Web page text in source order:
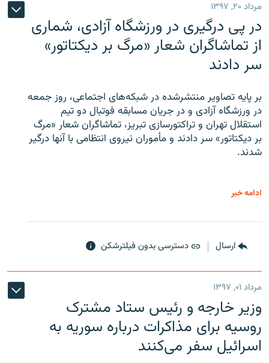
مرداد ۲۰, ۱۳۹۷
در پی درگیری در ورزشگاه آزادی، شماری
از تماشاگران شعار «مرگ بر دیکتاتور»
سر دادند
بر پایه تصاویر منتشرشده در شبکه‌های اجتماعی، روز جمعه
در ورزشگاه آزادی و در جریان مسابقه فوتبال دو تیم
استقلال تهران و تراکتورسازی تبریز، تماشاگران شعار «مرگ
بر دیکتاتور» سر دادند و مأموران نیروی انتظامی با آنها درگیر
شدند.
ادامه خبر
ارسال دسترسی بدون فیلترشکن
مرداد ۰۱, ۱۳۹۷
وزیر خارجه و رئیس‌ ستاد مشترک
روسیه برای مذاکرات درباره سوریه به
اسرائیل سفر می‌کنند